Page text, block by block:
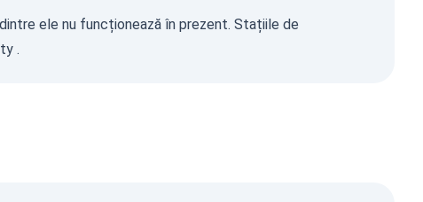
ele nu funcționează în prezent. Stațiile de
.